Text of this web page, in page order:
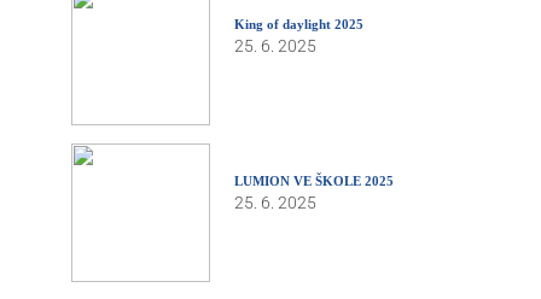
King of daylight 2025
25. 6. 2025
LUMION VE ŠKOLE 2025
25. 6. 2025